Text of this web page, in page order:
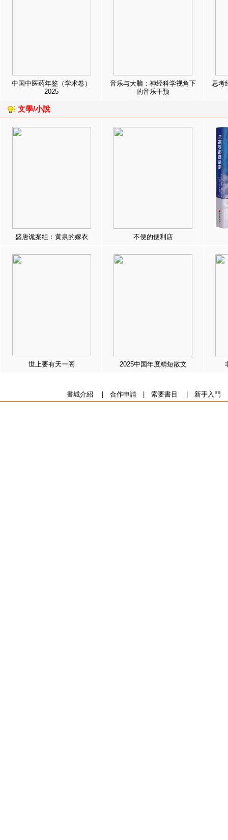
中国中医药年鉴（学术卷）
2025
音乐与大脑：神经科学视角下
的音乐干预
思考
文學/小說
盛唐诡案组：黄泉的嫁衣 不便的便利店
世上要有天一阁 2025中国年度精短散文
書城介紹 合作申請| 索要書目 新手入門